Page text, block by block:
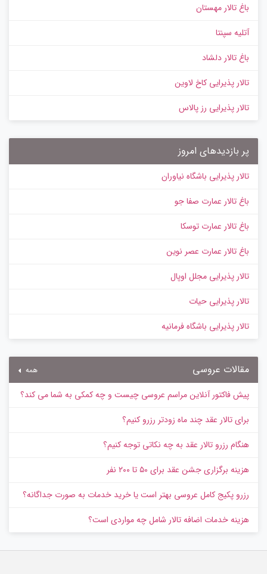
باغ تالار مهستان
آتلیه سپنتا
باغ تالار دلشاد
تالار پذیرایی کاخ لاوین
تالار پذیرایی رز پالاس
پر بازدیدهای امروز
تالار پذیرایی باشگاه نیاوران
باغ تالار عمارت صفا جو
باغ تالار عمارت توسکا
باغ تالار عمارت عصر نوین
تالار پذیرایی مجلل اوپال
تالار پذیرایی حیات
تالار پذیرایی باشگاه فرمانیه
مقالات عروسی همه
پیش‌ فاکتور آنلاین مراسم عروسی چیست و چه کمکی به شما می کند؟
برای تالار عقد چند ماه زودتر رزرو کنیم؟
هنگام رزرو تالار عقد به چه نکاتی توجه کنیم؟
هزینه برگزاری جشن عقد برای ۵۰ تا ۲۰۰ نفر
رزرو پکیج کامل عروسی بهتر است یا خرید خدمات به‌ صورت جداگانه؟
هزینه خدمات اضافه تالار شامل چه مواردی است؟